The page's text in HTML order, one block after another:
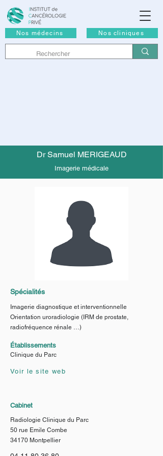
Nos médecins Nos cliniques
Dr Samuel MERIGEAUD
Imagerie médicale
Spécialités
Imagerie diagnostique et interventionnelle
Orientation uroradiologie (IRM de prostate,
radiofréquence rénale …)
Établissements
Clinique du Parc
Voir le site web
Cabinet
Radiologie Clinique du Parc
50 rue Emile Combe
34170 Montpellier